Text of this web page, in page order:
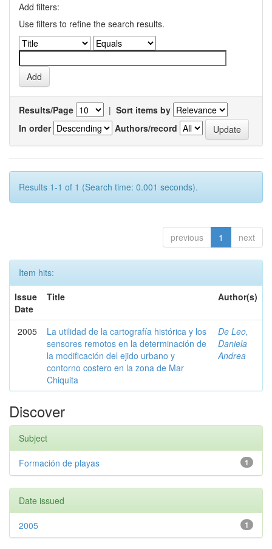
Add filters:
Use filters to refine the search results.
Results/Page | Sort items by
In order
Authors/record
Results 1-1 of 1 (Search time: 0.001 seconds).
previous 1 next
Item hits:
Issue
Date
Title Author(s)
2005
La utilidad de la cartografía histórica y los
sensores remotos en la determinación de
la modificación del ejido urbano y
contorno costero en la zona de Mar
Chiquita
De Leo,
Daniela
Andrea
Discover
Subject
1
Formación de playas
Date issued
1
2005